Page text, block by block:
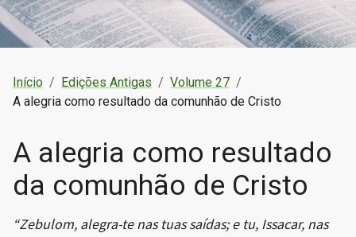
Início / Edições Antigas / Volume 27 /
A alegria como resultado da comunhão de Cristo
A alegria como resultado
da comunhão de Cristo
“Zebulom, alegra-te nas tuas saídas; e tu, Issacar, nas